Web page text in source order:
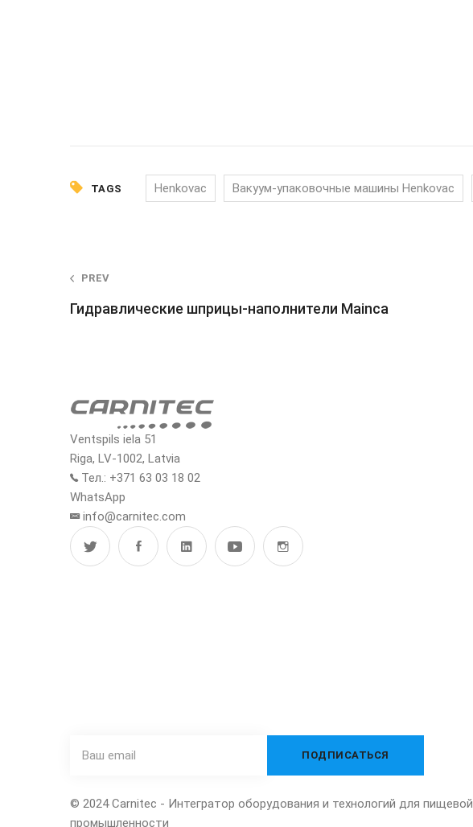
TAGS Henkovac Вакуум-упаковочные машины Henkovac
Post
navigation
PREV
Гидравлические шприцы-наполнители Mainca
Ventspils iela 51
Riga, LV-1002, Latvia
Тел.: +371 63 03 18 02
WhatsApp
info@carnitec.com
© 2024 Carnitec - Интегратор оборудования и технологий для пищевой
промышленности